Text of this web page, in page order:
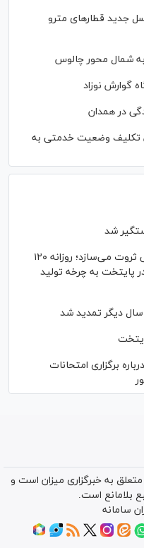
جدید قطار‌های مترو
شمال محور چالوس
گوارش نوزاد
در همدان
تکلیف وضعیت خدمتی به
شد
شهری که از نخاله‌های ساختمانی ثروت می‌سازد؛ روزانه ۱۲۰
به چرخه تولید
برگزاری امتحانات
به خبرگزاری میزان است و
بلامانع است.
سامانه